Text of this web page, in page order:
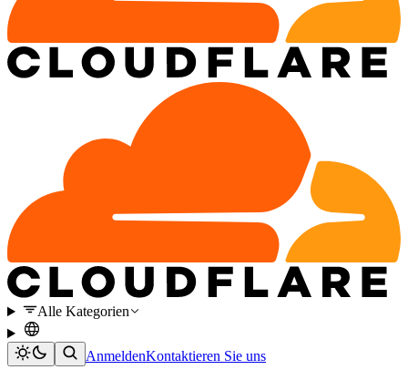
Alle Kategorien
AnmeldenKontaktieren Sie uns